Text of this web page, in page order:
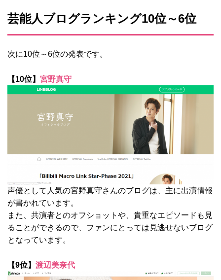
芸能人ブログランキング10位～6位
次に10位～6位の発表です。
【10位】 宮野真守
声優として人気の宮野真守さんのブログは、主に出演情報
が書かれています。
また、共演者とのオフショットや、貴重なエピソードも見
ることができるので、ファンにとっては見逃せないブログ
となっています。
【9位】 渡辺美奈代